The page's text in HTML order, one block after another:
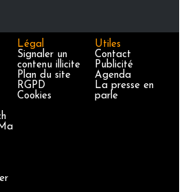
Légal
Signaler un
contenu illicite
Plan du site
RGPD
Cookies
Utiles
Contact
Publicité
Agenda
La presse en
parle